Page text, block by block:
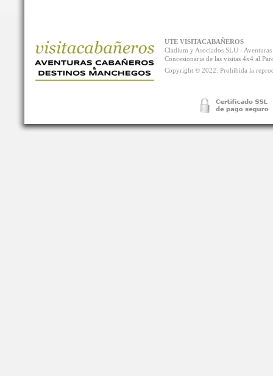
UTE VISITACABAÑEROS
Cladium y Asociados SLU -
Concesionaria de las visitas 4x4 al
Copyright © 2022. Prohibida la